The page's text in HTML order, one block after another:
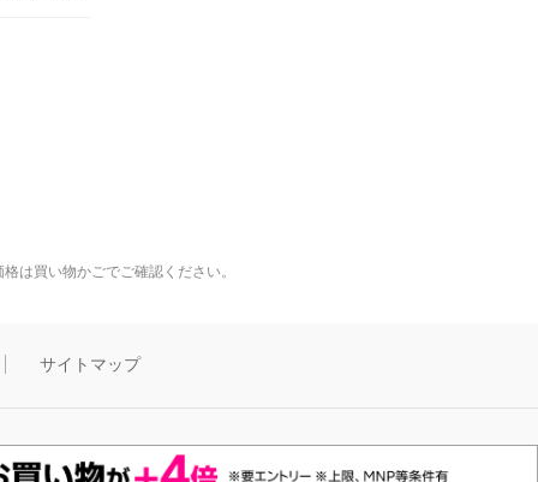
は買い物かごでご確認ください。
サイトマップ